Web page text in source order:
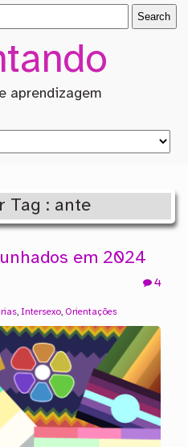
aprendizagem
Tag : ante
em 2024
4
, Intersexo, Orientações